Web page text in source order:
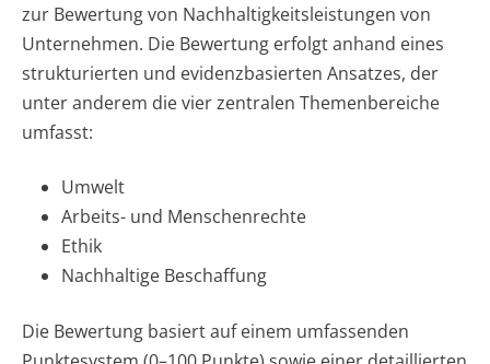
zur Bewertung von Nachhaltigkeitsleistungen von
Unternehmen. Die Bewertung erfolgt anhand eines
strukturierten und evidenzbasierten Ansatzes, der
unter anderem die vier zentralen Themenbereiche
umfasst:
Umwelt
Arbeits- und Menschenrechte
Ethik
Nachhaltige Beschaffung
Die Bewertung basiert auf einem umfassenden